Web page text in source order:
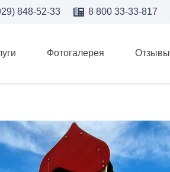
848-52-33 8 800 33-33-817
Фотогалерея Отзывы